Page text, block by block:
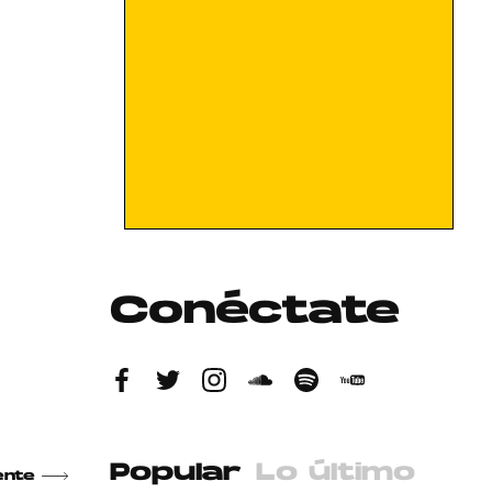
Conéctate
Popular Lo último